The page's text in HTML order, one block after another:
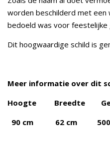
worden beschilderd met een
bedoeld was voor feestelijke
Dit hoogwaardige schild is
Meer informatie over dit
Hoogte Breedte
90 cm 62 cm